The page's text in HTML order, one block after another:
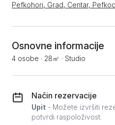
Pefkohori, Grad, Centar,
Osnovne informacije
4 osobe · 28㎡ · Studio
Način rezervacije
Upit - Možete izvršiti
potvrdi raspoloživost.